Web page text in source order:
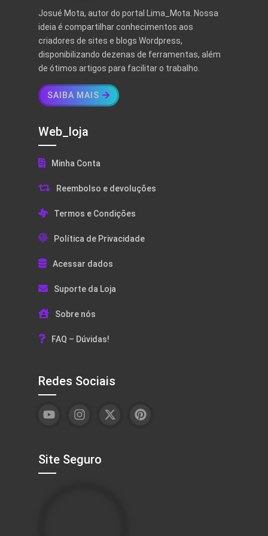
Josué Mota, autor do portal Lima_Mota. Nossa
ideia é compartilhar conhecimentos aos
criadores de sites e blogs Wordpress,
disponibilizando dezenas de ferramentas, além
de ótimos artigos para facilitar o trabalho.
SAIBA MAIS
Web_loja
Minha Conta
Reembolso e devoluções
Termos e Condições
Política de Privacidade
Acessar dados
Suporte da Loja
Sobre nós
FAQ – Dúvidas!
Redes Sociais
Site Seguro